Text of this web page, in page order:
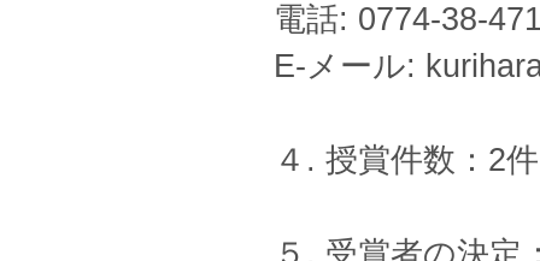
電話: 0774-38-
E-メール:
４. 授賞件数：2
５. 受賞者の決定